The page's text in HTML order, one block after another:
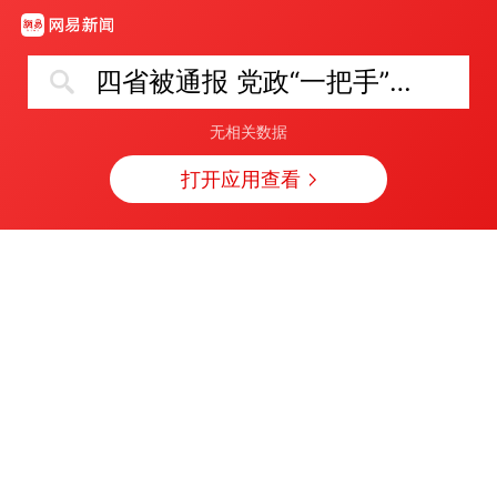
四省被通报 党政“一把手”赶赴现场
无相关数据
打开应用查看